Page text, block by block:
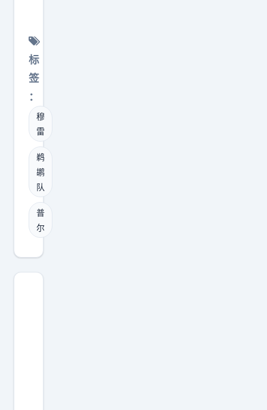
M
V
P
和
D
P
O
Y
都
是
触
手
可
是
续
约
3
最
后
是
浓
眉
哥
的
健
才
不
是
嘴
上
热
闹
，
是
实
打
实
着
离
3
0
0
0
只
差
一
截
，
可
这
换
防
弹
、
护
框
和
协
防
面
积
，
是
两
位
后
卫
员
下
赛
季
薪
水
：
、
普
尔
标
签
：
穆
雷
鹈
鹕
队
普
尔